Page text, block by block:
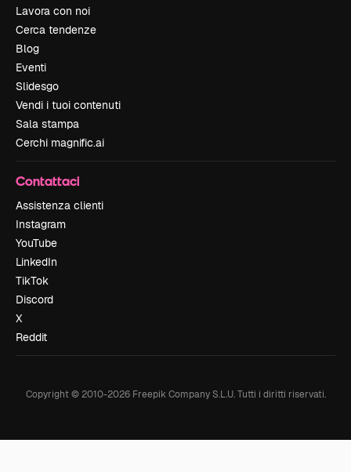
Lavora con noi
Cerca tendenze
Blog
Eventi
Slidesgo
Vendi i tuoi contenuti
Sala stampa
Cerchi magnific.ai
Contattaci
Assistenza clienti
Instagram
YouTube
LinkedIn
TikTok
Discord
X
Reddit
Copyright © 2010-2026Freepik Company S.L.U. Tutti i diritti riservati.